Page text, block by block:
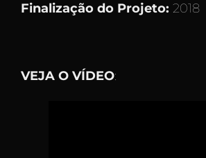
Finalização do Projeto: 2018
VEJA O VÍDEO: